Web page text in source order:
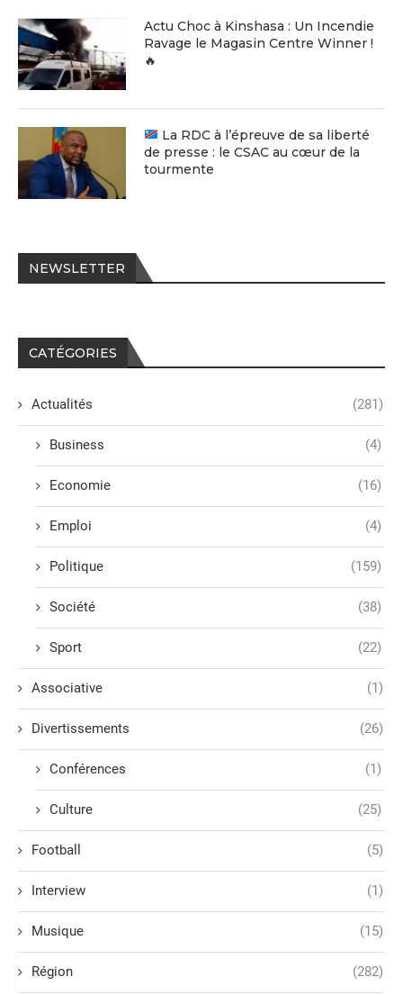
Actu Choc à Kinshasa : Un Incendie
Ravage le Magasin Centre Winner !
🔥
La RDC à l’épreuve de sa liberté
de presse : le CSAC au cœur de la
tourmente
NEWSLETTER
CATÉGORIES
Actualités (281)
Business (4)
Economie (16)
Emploi (4)
Politique (159)
Société (38)
Sport (22)
Associative (1)
Divertissements (26)
Conférences (1)
Culture (25)
Football (5)
Interview (1)
Musique (15)
Région (282)